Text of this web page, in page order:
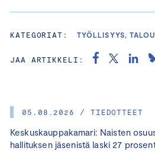
05.08.2026 / TIEDOTTEET
Keskuskauppakamari: Naisten
hallituksen jäsenistä laski 27
KATEGORIAT: TYÖLLISYYS,
JAA ARTIKKELI: